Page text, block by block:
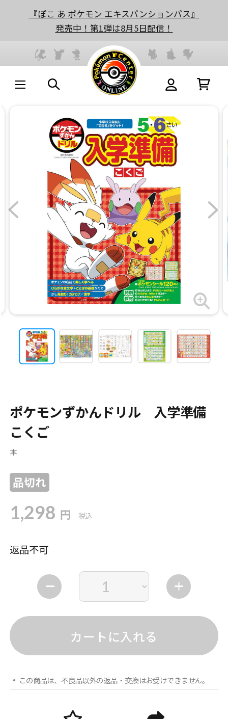
『ぽこ あ ポケモン エキスパンションパス』
発売中！第1弾は8月5日配信！
ポケモンずかんドリル 入学準備
こくご
本
品切れ
1,298 円 税込
返品不可
カートに入れる
この商品は、不良品以外の返品・交換はお受けできません。